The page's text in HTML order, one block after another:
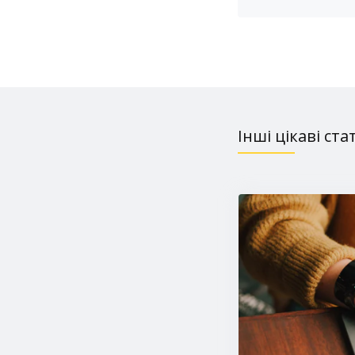
Інші цікаві